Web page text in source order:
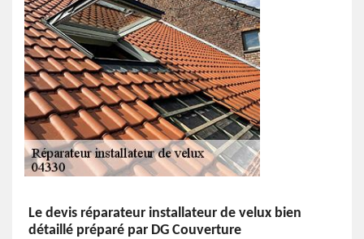
Le devis réparateur installateur de velux bien
détaillé préparé par DG Couverture